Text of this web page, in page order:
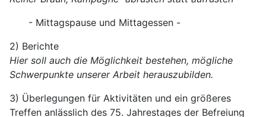
- Mittagspause und Mittagessen -
2) Berichte
Hier soll auch die Möglichkeit bestehen, mögliche
Schwerpunkte unserer Arbeit herauszubilden.
3) Überlegungen für Aktivitäten und ein größeres
Treffen anlässlich des 75. Jahrestages der Befreiung